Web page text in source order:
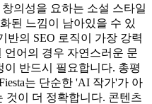
의성을 요하는 소설 스타일
된 느낌이 남아있을 수 있
반의 SEO 로직이 가장 강력
어의 경우 자연스러운 문
반드시 필요합니다. 총평
는 단순한 'AI 작가'가 아
것이 더 정확합니다. 콘텐츠